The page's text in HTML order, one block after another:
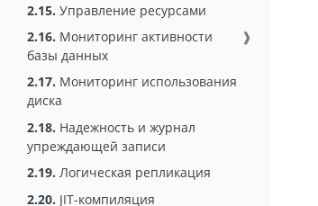
2.15. Управление ресурсами
2.16. Мониторинг активности
базы данных
❱
2.17. Мониторинг использования
диска
2.18. Надежность и журнал
упреждающей записи
2.19. Логическая репликация
2.20. JIT-компиляция